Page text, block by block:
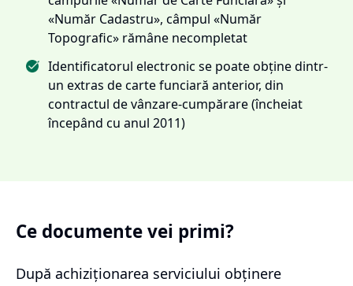
«Număr Cadastru», câmpul «Număr
Topografic» rămâne necompletat
Identificatorul electronic se poate obține dintr-
un extras de carte funciară anterior, din
contractul de vânzare-cumpărare (încheiat
începând cu anul 2011)
Ce documente vei primi?
După achiziționarea serviciului obținere